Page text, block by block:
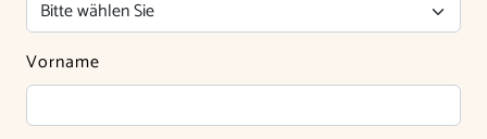
Vorname